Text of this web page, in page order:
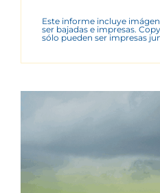
Este informe incluye
ser bajadas e impresas.
sólo pueden ser impresas